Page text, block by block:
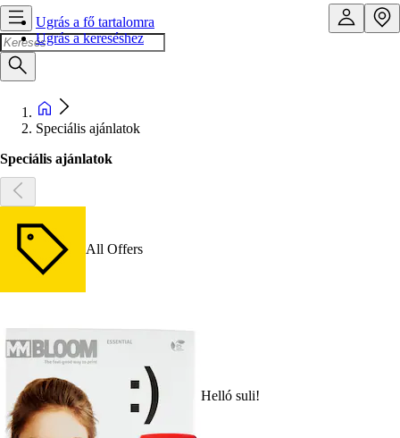
Ugrás a fő tartalomra
Ugrás a kereséshez
Speciális ajánlatok
Speciális ajánlatok
All Offers
Helló suli!